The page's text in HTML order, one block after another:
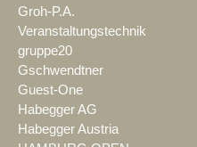
Groh-P.A.
Veranstaltungstechnik
gruppe20
Gschwendtner
Guest-One
Habegger AG
Habegger Austria